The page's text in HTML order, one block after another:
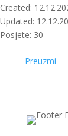
Created:
Updated:
Posjete: 30
Preuzmi